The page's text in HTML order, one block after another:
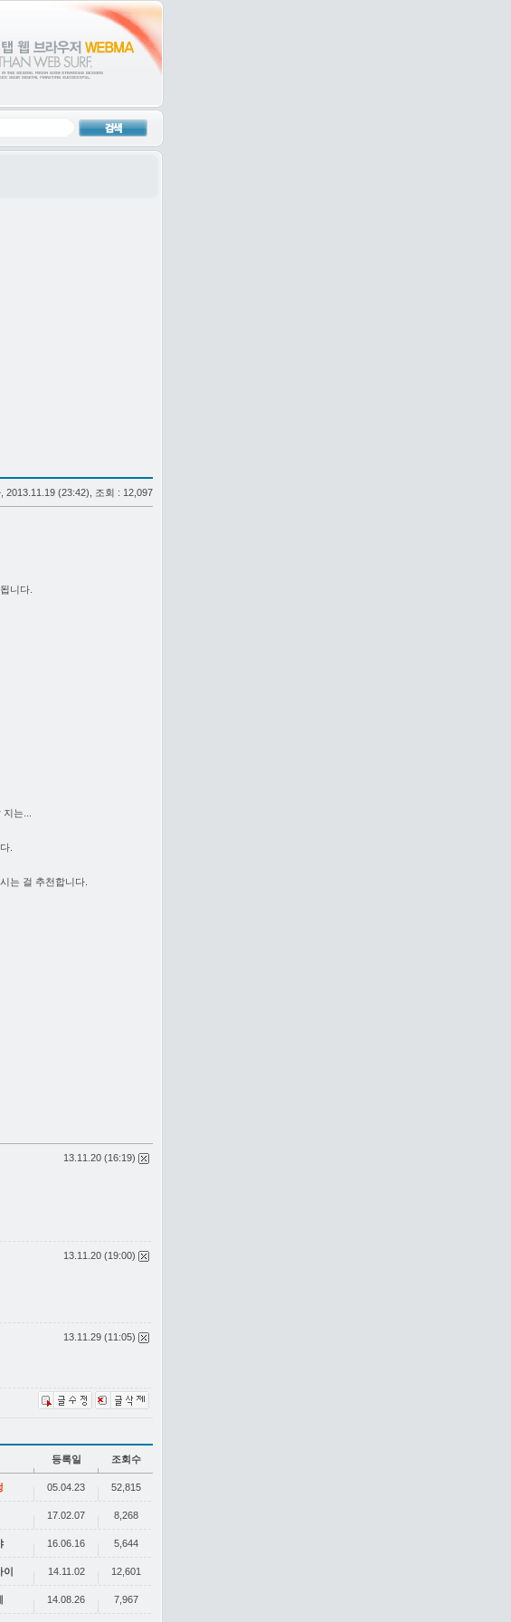
, 2013.11.19 (23:42), 조회 : 12,097
니다.
는...
.
는 걸 추천합니다.
13.11.20 (16:19)
13.11.20 (19:00)
13.11.29 (11:05)
등록일 조회수
05.04.23 52,815
17.02.07 8,268
16.06.16 5,644
이 14.11.02 12,601
14.08.26 7,967